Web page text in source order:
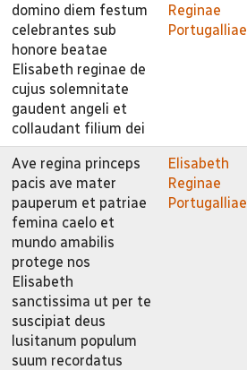
domino diem festum
celebrantes sub
honore beatae
Elisabeth reginae de
cujus solemnitate
gaudent angeli et
collaudant filium dei
Reginae
Portugalliae
Ave regina princeps
pacis ave mater
pauperum et patriae
femina caelo et
mundo amabilis
protege nos
Elisabeth
sanctissima ut per te
suscipiat deus
lusitanum populum
suum recordatus
Elisabeth
Reginae
Portugalliae